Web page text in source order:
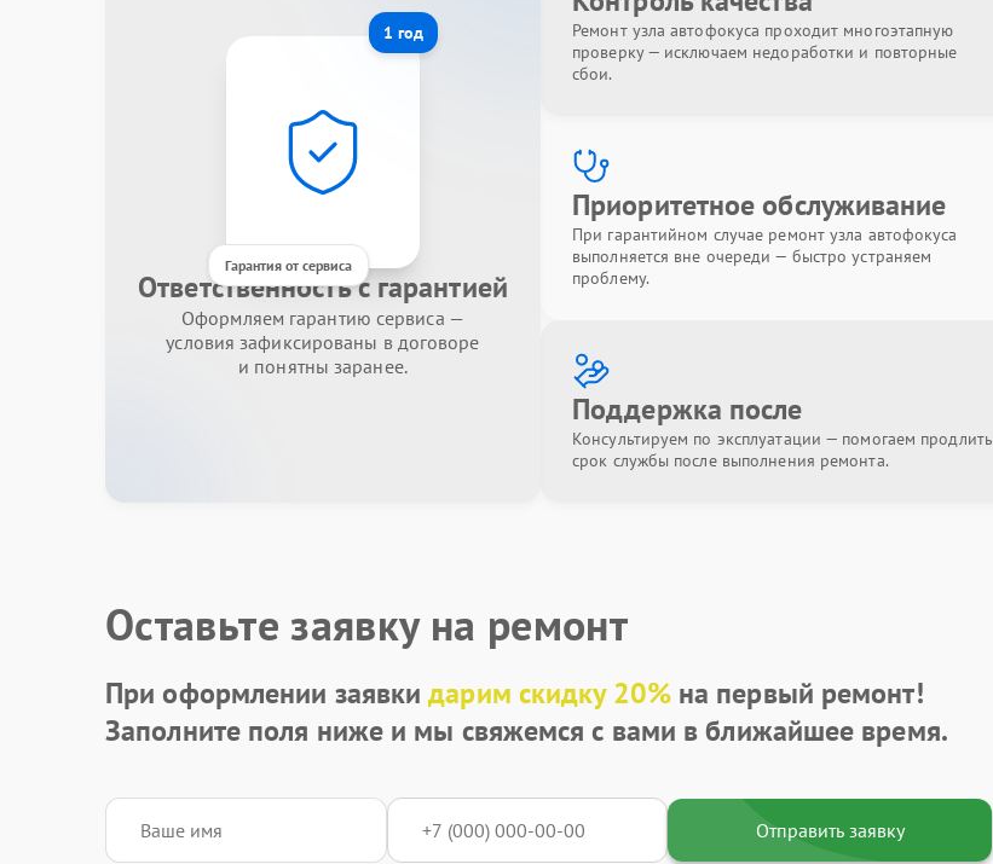
1 год
Гарантия от сервиса
Ответственность с гарантией
Оформляем гарантию сервиса —
условия зафиксированы в договоре
и понятны заранее.
Ремонт узла автофокуса проходит многоэтапную
проверку — исключаем недоработки и повторные
сбои.
Приоритетное обслуживание
При гарантийном случае ремонт узла автофокуса
выполняется вне очереди — быстро устраняем
проблему.
Поддержка после
Консультируем по эксплуатации — помогаем продлить
срок службы после выполнения ремонта.
Оставьте заявку на ремонт
При оформлении заявкидарим скидку 20%на первый ремонт!
Заполните поля ниже и мы свяжемся с вами в ближайшее время.
Отправить заявку